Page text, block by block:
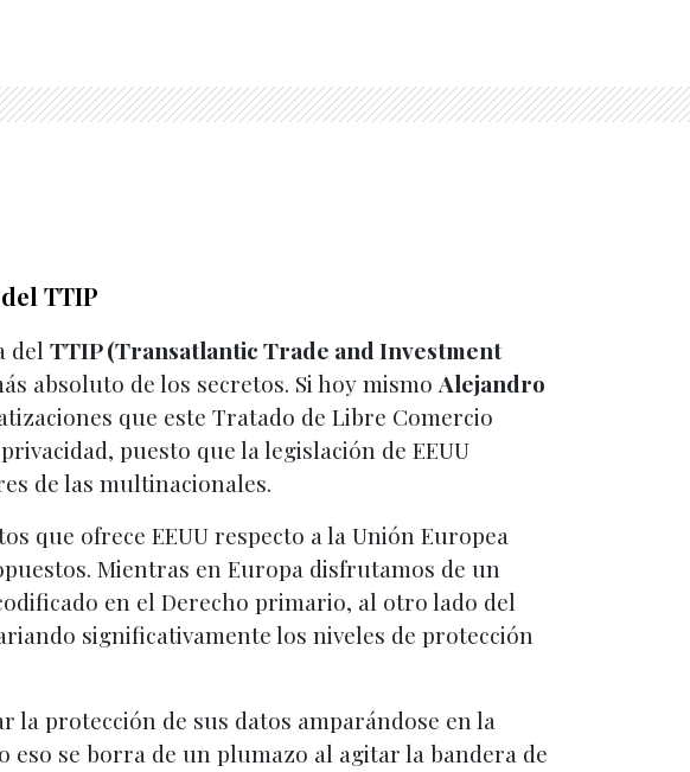
TTIP
del TTIP (Transatlantic Trade and Investment
absoluto de los secretos. Si hoy mismo Alejandro
que este Tratado de Libre Comercio
puesto que la legislación de EEUU
de las multinacionales.
que ofrece EEUU respecto a la Unión Europea
Mientras en Europa disfrutamos de un
en el Derecho primario, al otro lado del
significativamente los niveles de protección
la protección de sus datos amparándose en la
eso se borra de un plumazo al agitar la bandera de